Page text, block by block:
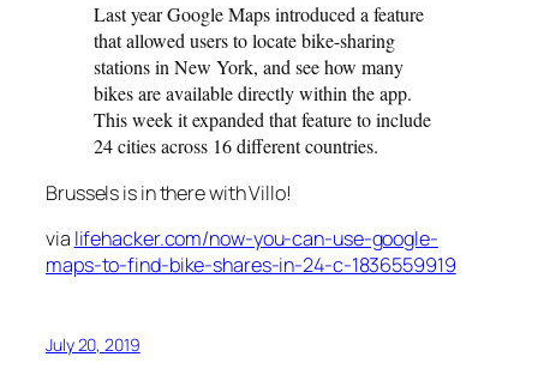
Last year Google Maps introduced a feature
that allowed users to locate bike-sharing
stations in New York, and see how many
bikes are available directly within the app.
This week it expanded that feature to include
24 cities across 16 different countries.
Brussels is in there with Villo!
via lifehacker.com/now-you-can-use-google-
maps-to-find-bike-shares-in-24-c-1836559919
July 20, 2019